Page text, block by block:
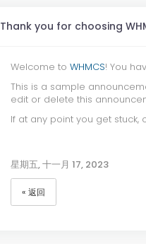
Thank you for choosing
Welcome to WHMCS! You
This is a sample
edit or delete this
If at any point you get stuck,
星期五, 十一月 17, 2023
« 返回